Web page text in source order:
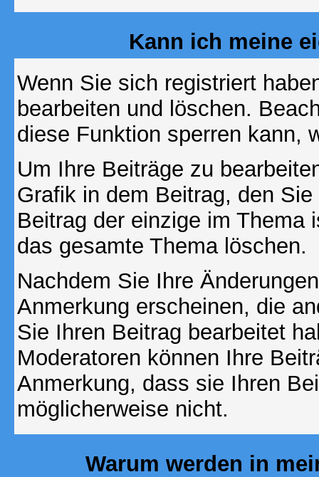
Kann ich meine
Wenn Sie sich registriert
bearbeiten und löschen.
diese Funktion sperren kann,
Um Ihre Beiträge zu
Grafik in dem Beitrag, den
Beitrag der einzige im Thema
das gesamte Thema löschen.
Nachdem Sie Ihre
Anmerkung erscheinen, die
Sie Ihren Beitrag bearbeitet
Moderatoren können Ihre
Anmerkung, dass sie Ihren
möglicherweise nicht.
Warum werden in